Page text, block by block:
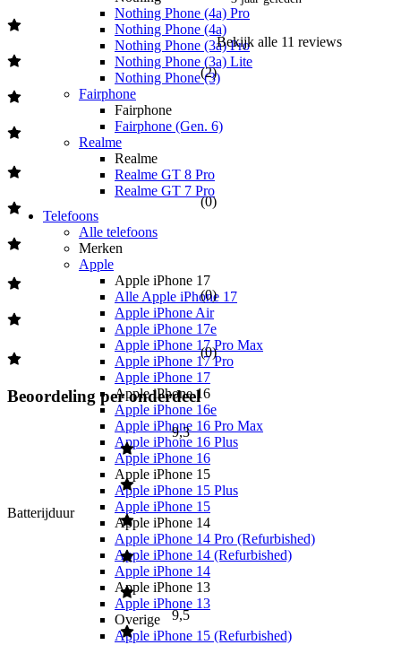
Nothing Phone (4a) Pro
Nothing Phone (4a)
Nothing Phone (3a) Pro
Nothing Phone (3a) Lite
Nothing Phone (3)
Fairphone
Fairphone
Fairphone (Gen. 6)
Realme
Realme
Realme GT 8 Pro
Realme GT 7 Pro
Telefoons
Alle telefoons
Merken
Apple
Apple iPhone 17
Alle Apple iPhone 17
Apple iPhone Air
Apple iPhone 17e
Apple iPhone 17 Pro Max
Apple iPhone 17 Pro
Apple iPhone 17
Apple iPhone 16
Apple iPhone 16e
Apple iPhone 16 Pro Max
Apple iPhone 16 Plus
Apple iPhone 16
Apple iPhone 15
Apple iPhone 15 Plus
Apple iPhone 15
Apple iPhone 14
Apple iPhone 14 Pro (Refurbished)
Apple iPhone 14 (Refurbished)
Apple iPhone 14
Apple iPhone 13
Apple iPhone 13
Overige
Apple iPhone 15 (Refurbished)
(2)
(0)
(0)
(0)
Beoordeling per onderdeel
Batterijduur
9,3
9,5
Bekijk alle 11 reviews